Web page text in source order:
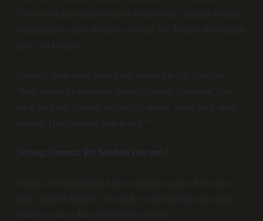
“Dini yasaklar, aslında erken dönemde halk sağlığını koruma
mekanizması olarak da işlev görebilir. Bu, bilimle dini inancın
ilginç bir kesişimi.”
İçimdeki insan tarafı bunu biraz mizahi bir dille özetliyor:
“Yani demek ki atalarımız ‘bizim ciğerimiz yanmasın’ diye
böyle bir kural koymuş, bugün biz sadece ‘aman helal olsun’
diyoruz. Hem mantıklı hem komik!”
Sonuç: Domuz Eti Neden Haram?
Domuz etini kim haram kıldı sorusunun yanıtı tek boyutlu
değil; tarihsel, kültürel, biyolojik ve dini boyutları bir araya
getirince ortaya daha net bir tablo çıkıyor: